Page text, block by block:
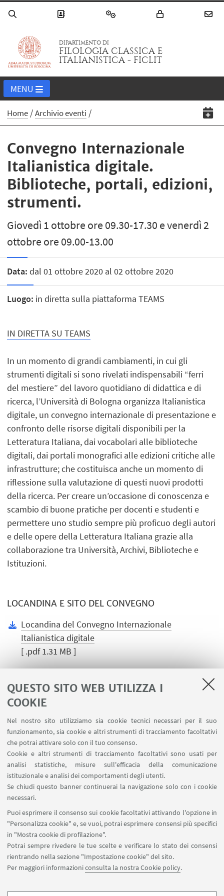
QUESTO SITO WEB UTILIZZA I
COOKIE
Nel nostro sito utilizziamo sia cookie tecnici necessari per il suo
funzionamento, sia cookie e altri strumenti di tracciamento facoltativi
che potrai attivare solo con il tuo consenso.
Cookie e altri strumenti di tracciamento facoltativi sono usati per
analisi statistiche, misure sull'efficacia della comunicazione
istituzionale e analisi dei comportamenti degli utenti.
Se chiudi questo banner continuerai la navigazione solo con i cookie
necessari.
Puoi esprimere il consenso sui cookie facoltativi attivando l'opzione in
"Personalizza cookie" e, se vuoi, potrai esprimere consensi più specifici
in "Mostra cookie di profilazione".
Potrai sempre rivedere le tue scelte e verificare lo stato dei consensi
rientrando nella sezione "Impostazione cookie" del sito.
Per maggiori informazioniconsulta la nostra Cookie policy.
DIPARTIMENTO DI
FILOLOGIA CLASSICA E
ITALIANISTICA - FICLIT
MENU
Home Archivio eventi
Convegno Internazionale
Italianistica digitale.
Biblioteche, portali, edizioni,
strumenti.
Giovedì 1 ottobre ore 09.30-17.30 e venerdì 2
ottobre ore 09.00-13.00
Data: dal 01 ottobre 2020 al 02 ottobre 2020
Luogo: in diretta sulla piattaforma TEAMS
IN DIRETTA SU TEAMS
In un momento di grandi cambiamenti, in cui gli
strumenti digitali si sono rivelati indispensabili “ferri
del mestiere” del lavoro quotidiano di didattica e di
ricerca, l’Università di Bologna organizza Italianistica
digitale, un convegno internazionale di presentazione e
confronto delle risorse digitali disponibili per la
Letteratura Italiana, dai vocabolari alle biblioteche
digitali, dai portali monografici alle edizioni critiche alle
infrastrutture; che costituisca anche un momento di
riflessione sulla valutazione di questi nuovi prodotti
della ricerca. Per creare un’occasione di conoscenza e
scambio di buone pratiche per docenti e studenti e
permettere uno studio sempre più proficuo degli autori
e delle opere della Letteratura Italiana grazie alla
collaborazione tra Università, Archivi, Biblioteche e
Istituzioni.
LOCANDINA E SITO DEL CONVEGNO
Locandina del Convegno Internazionale
Italianistica digitale
[ .pdf 1.31 MB ]
Sito del Convegno Internazionale Italianistica
digitale
LINK UTILI
Contatti
Area riservata
SEGUI UNIBO SU:
APP: